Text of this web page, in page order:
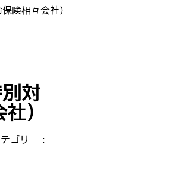
険相互会社）
対
）
テゴリー :